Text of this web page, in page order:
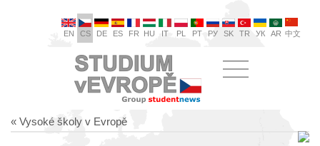
EN CS DE ES FR HU IT PL PT РУ SK TR УК AR 中文
« Vysoké školy v Evropě